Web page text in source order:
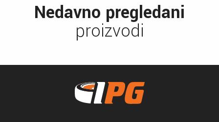
Nedavno pregledani
proizvodi